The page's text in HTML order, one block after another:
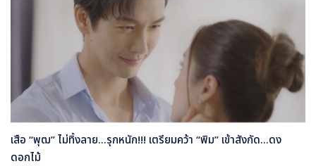
เสือ “พุฒ” ไม่ทิ้งลาย...รุกหนัก!!! เตรียมคว้า “พิม” เข้าสังกัด...ดง
ดอกไม้